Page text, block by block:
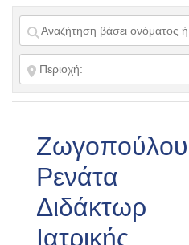
Ζωγοπούλου
Ρενάτα
Διδάκτωρ
Ιατρικής